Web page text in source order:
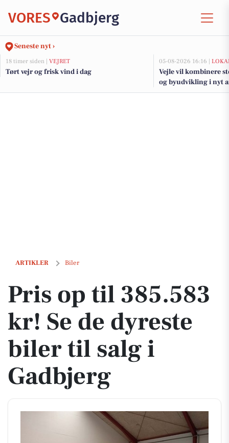
VORES Gadbjerg
Seneste nyt ›
18 timer siden | VEJRET
Tørt vejr og frisk vind i dag
05-08-2026 16:16 |
Vejle vil kombinere
og byudvikling i nyt
fjorden
ARTIKLER Biler
Pris op til 385.583 kr! Se de dyreste biler til salg i Gadbjerg
Pris op til 385.583
kr! Se de dyreste
biler til salg i
Gadbjerg